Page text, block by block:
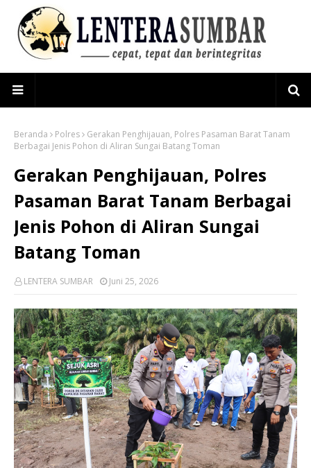
Beranda Polres
Gerakan Penghijauan, Polres Pasaman Barat Tanam
Berbagai Jenis Pohon di Aliran Sungai Batang Toman
Gerakan Penghijauan, Polres
Pasaman Barat Tanam Berbagai
Jenis Pohon di Aliran Sungai
Batang Toman
LENTERA SUMBAR Juni 25, 2026